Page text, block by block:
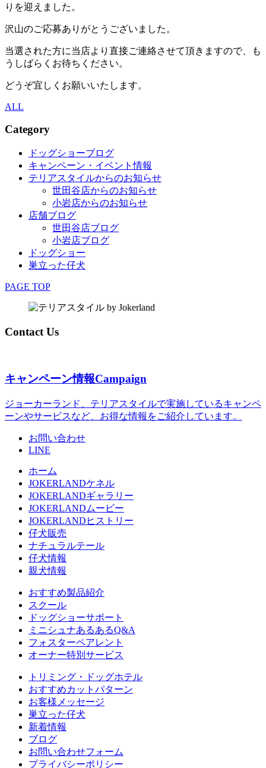
りを迎えました。
沢山のご応募ありがとうございました。
当選された方に当店より直接ご連絡させて頂きますので、も
うしばらくお待ちください。
どうぞ宜しくお願いいたします。
ALL
Category
ドッグショーブログ
キャンペーン・イベント情報
テリアスタイルからのお知らせ
世田谷店からのお知らせ
小岩店からのお知らせ
店舗ブログ
世田谷店ブログ
小岩店ブログ
ドッグショー
巣立った仔犬
PAGE TOP
Contact Us
キャンペーン情報Campaign
ジョーカーランド、テリアスタイルで実施しているキャンペ
ーンやサービスなど、お得な情報をご紹介しています。
お問い合わせ
LINE
ホーム
JOKERLANDケネル
JOKERLANDギャラリー
JOKERLANDムービー
JOKERLANDヒストリー
仔犬販売
ナチュラルテール
仔犬情報
親犬情報
おすすめ製品紹介
スクール
ドッグショーサポート
ミニシュナあるあるQ&A
フォスターペアレント
オーナー特別サービス
トリミング・ドッグホテル
おすすめカットパターン
お客様メッセージ
巣立った仔犬
新着情報
ブログ
お問い合わせフォーム
プライバシーポリシー